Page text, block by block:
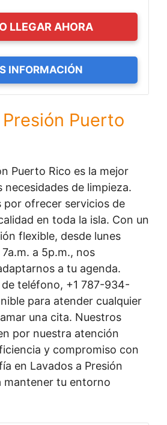
LLEGAR AHORA
INFORMACIÓN
Puerto
Puerto Rico es la mejor
necesidades de limpieza.
por ofrecer servicios de
en toda la isla. Con un
flexible, desde lunes
a 5p.m., nos
a tu agenda.
teléfono, +1 787-934-
para atender cualquier
una cita. Nuestros
por nuestra atención
y compromiso con
en Lavados a Presión
mantener tu entorno